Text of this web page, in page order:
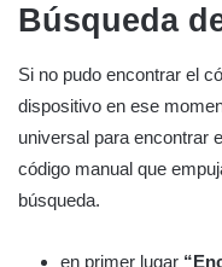
Búsqueda
Si no pudo encontrar el
dispositivo en ese
universal para encontrar
código manual que
búsqueda.
en primer lugar